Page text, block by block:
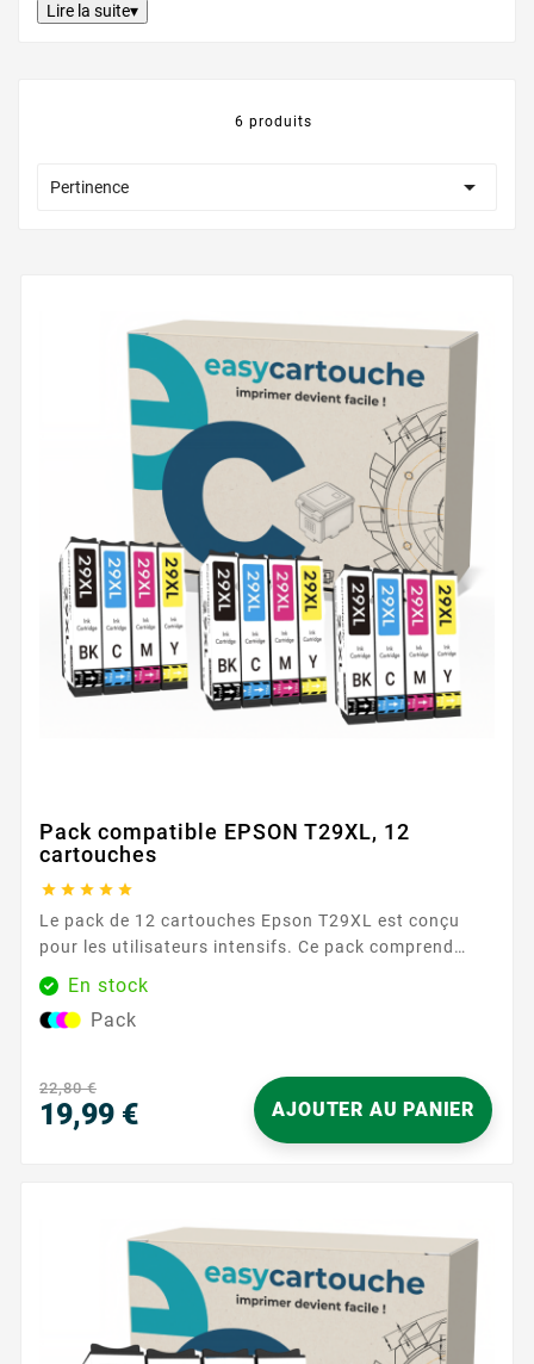
Lire la suite▾
6 produits
Pertinence 
Pack compatible EPSON T29XL, 12
cartouches
    
Le pack de 12 cartouches Epson T29XL est conçu
pour les utilisateurs intensifs. Ce pack comprend
trois cartouches de chaque couleur, garantissant une
réserve d'encre suffisante pour une longue période.
Caractéristiques principales : Couleurs : 3 Noir, 3
En stock
Pack
22,80 €
19,99 € AJOUTER AU PANIER